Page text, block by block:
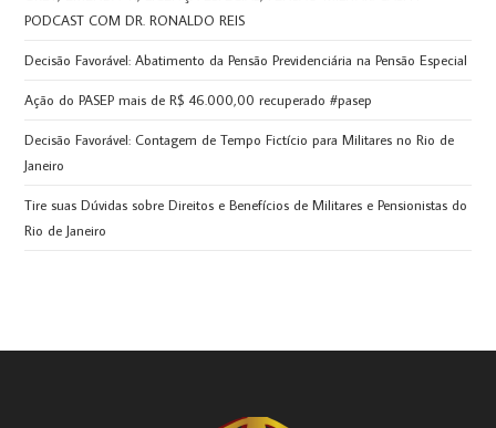
PODCAST COM DR. RONALDO REIS
Decisão Favorável: Abatimento da Pensão Previdenciária na Pensão Especial
Ação do PASEP mais de R$ 46.000,00 recuperado #pasep
Decisão Favorável: Contagem de Tempo Fictício para Militares no Rio de
Janeiro
Tire suas Dúvidas sobre Direitos e Benefícios de Militares e Pensionistas do
Rio de Janeiro